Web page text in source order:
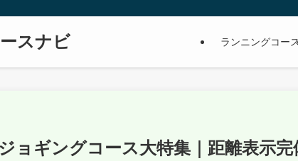
スナビ ランニングコー
ョギングコース大特集｜距離表示